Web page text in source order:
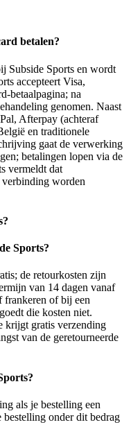
betalen?
Subside Sports en wordt
accepteert Visa,
betaalpagina; na
genomen. Naast
Afterpay (achteraf
en traditionele
gaat de verwerking
betalingen lopen via de
vermeldt dat
verbinding worden
Sports?
de retourkosten zijn
van 14 dagen vanaf
frankeren of bij een
die kosten niet.
krijgt gratis verzending
van de geretourneerde
als je bestelling een
onder dit bedrag